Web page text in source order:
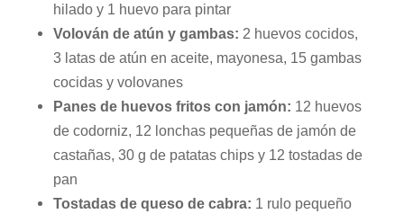
hilado y 1 huevo para pintar
Volován de atún y gambas: 2 huevos cocidos,
3 latas de atún en aceite, mayonesa, 15 gambas
cocidas y volovanes
Panes de huevos fritos con jamón: 12 huevos
de codorniz, 12 lonchas pequeñas de jamón de
castañas, 30 g de patatas chips y 12 tostadas de
pan
Tostadas de queso de cabra: 1 rulo pequeño